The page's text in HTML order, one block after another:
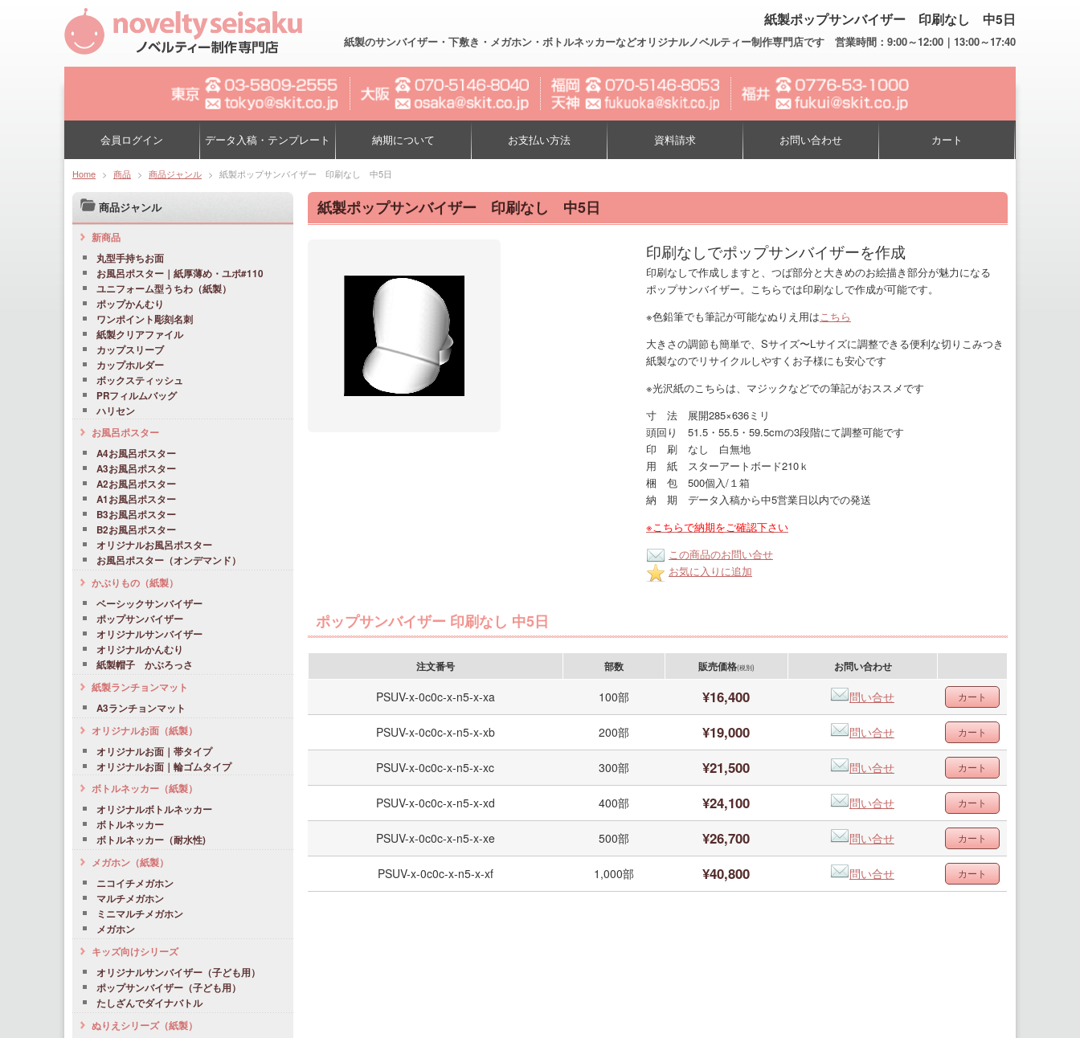
紙製ポップサンバイザー 印刷なし 中5日
紙製のサンバイザー・下敷き・メガホン・ボトルネッカーなどオリジナルノベルティー制作専門店です 営業時間：9:00～12:00｜13:00～17:40
会員ログイン データ入稿・テンプレート 納期について お支払い方法 資料請求 お問い合わせ カート
Home > 商品 > 商品ジャンル > 紙製ポップサンバイザー 印刷なし 中5日
紙製ポップサンバイザー 印刷なし 中5日
印刷なしでポップサンバイザーを作成
印刷なしで作成しますと、つば部分と大きめのお絵描き部分が魅力になる
ポップサンバイザー。こちらでは印刷なしで作成が可能です。
※色鉛筆でも筆記が可能なぬりえ用は こちら
大きさの調節も簡単で、Sサイズ〜Lサイズに調整できる便利な切りこみつき
紙製なのでリサイクルしやすくお子様にも安心です
※光沢紙のこちらは、マジックなどでの筆記がおススメです
寸 法 展開285×636ミリ
頭回り 51.5・55.5・59.5cmの3段階にて調整可能です
印 刷 なし 白無地
用 紙 スターアートボード210ｋ
梱 包 500個入/１箱
納 期 データ入稿から中5営業日以内での発送
※こちらで納期をご確認下さい
この商品のお問い合せ
お気に入りに追加
ポップサンバイザー 印刷なし 中5日
注文番号 部数 販売価格(税別) お問い合わせ
PSUV-x-0c0c-x-n5-x-xa 100部 ¥16,400 問い合せ
PSUV-x-0c0c-x-n5-x-xb 200部 ¥19,000 問い合せ
PSUV-x-0c0c-x-n5-x-xc 300部 ¥21,500 問い合せ
PSUV-x-0c0c-x-n5-x-xd 400部 ¥24,100 問い合せ
PSUV-x-0c0c-x-n5-x-xe 500部 ¥26,700 問い合せ
PSUV-x-0c0c-x-n5-x-xf 1,000部 ¥40,800 問い合せ
商品ジャンル
新商品
丸型手持ちお面
お風呂ポスター｜紙厚薄め・ユポ#110
ユニフォーム型うちわ（紙製）
ポップかんむり
ワンポイント彫刻名刺
紙製クリアファイル
カップスリーブ
カップホルダー
ボックスティッシュ
PRフィルムバッグ
ハリセン
お風呂ポスター
A4お風呂ポスター
A3お風呂ポスター
A2お風呂ポスター
A1お風呂ポスター
B3お風呂ポスター
B2お風呂ポスター
オリジナルお風呂ポスター
お風呂ポスター（オンデマンド）
かぶりもの（紙製）
ベーシックサンバイザー
ポップサンバイザー
オリジナルサンバイザー
オリジナルかんむり
紙製帽子 かぶろっさ
紙製ランチョンマット
A3ランチョンマット
オリジナルお面（紙製）
オリジナルお面｜帯タイプ
オリジナルお面｜輪ゴムタイプ
ボトルネッカー（紙製）
オリジナルボトルネッカー
ボトルネッカー
ボトルネッカー（耐水性)
メガホン（紙製）
ニコイチメガホン
マルチメガホン
ミニマルチメガホン
メガホン
キッズ向けシリーズ
オリジナルサンバイザー（子ども用）
ポップサンバイザー（子ども用）
たしざんでダイナバトル
ぬりえシリーズ（紙製）